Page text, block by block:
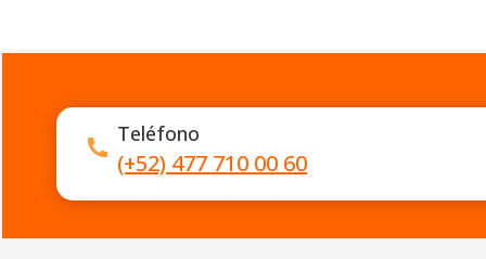
Teléfono
(+52) 477 710 00 60